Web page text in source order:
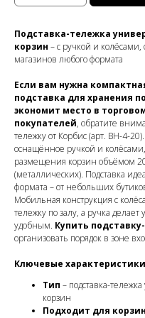
Подставка-тележка
корзин – с ручкой и
магазинов любого формата
Если вам нужна
подставка для хранения
экономит место в
покупателей, обратите
тележку от Корбис (арт. BH-4-
оснащённое ручкой и
размещения корзин объёмом
(металлических). Подставка
формата – от небольших
Мобильная конструкция с
тележку по залу, а ручка
удобным. Купить
организовать порядок в зоне
Ключевые характеристики
Тип – подставка-
корзин
Подходит для